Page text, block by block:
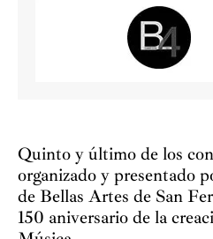
Quinto y último de los
organizado y presentado
de Bellas Artes de San
150 aniversario de la